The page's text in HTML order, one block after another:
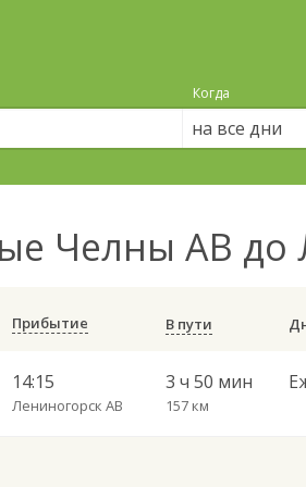
Когда
на все дни
Челны АВ до
Прибытие В пути
14:15
Лениногорск АВ
3 ч 50 мин
157 км